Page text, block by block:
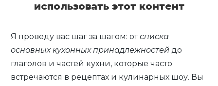
использовать этот контент
Я проведу вас шаг за шагом: отсписка
основных кухонных принадлежностей до
глаголов и частей кухни, которые часто
встречаются в рецептах и кулинарных шоу. Вы